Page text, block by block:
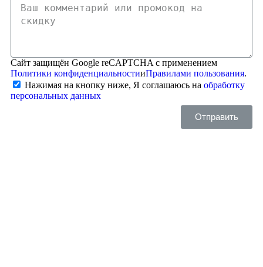
Сайт защищён Google reCAPTCHA с применением
Политики конфиденциальностииПравилами пользования.
Нажимая на кнопку ниже, Я соглашаюсь на обработку
персональных данных
Отправить